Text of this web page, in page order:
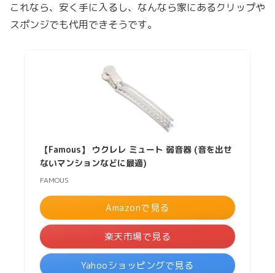
これなら、安く手に入るし、なんなら家にあるクリップや
スポンジでも代用できそうです。
【Famous】 ウクレレ ミュート 弱音器 (音を出せ
ないマンションなどに最適)
FAMOUS
Amazonで見る
楽天市場で見る
Yahooショッピングで見る